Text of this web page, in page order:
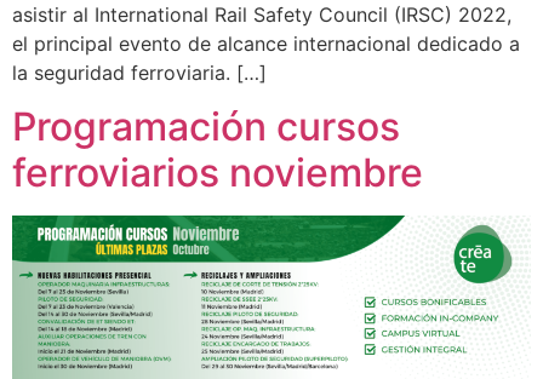
asistir al International Rail Safety Council (IRSC) 2022,
el principal evento de alcance internacional dedicado a
la seguridad ferroviaria. […]
Programación cursos
ferroviarios noviembre